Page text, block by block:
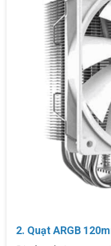
2. Quạt ARGB